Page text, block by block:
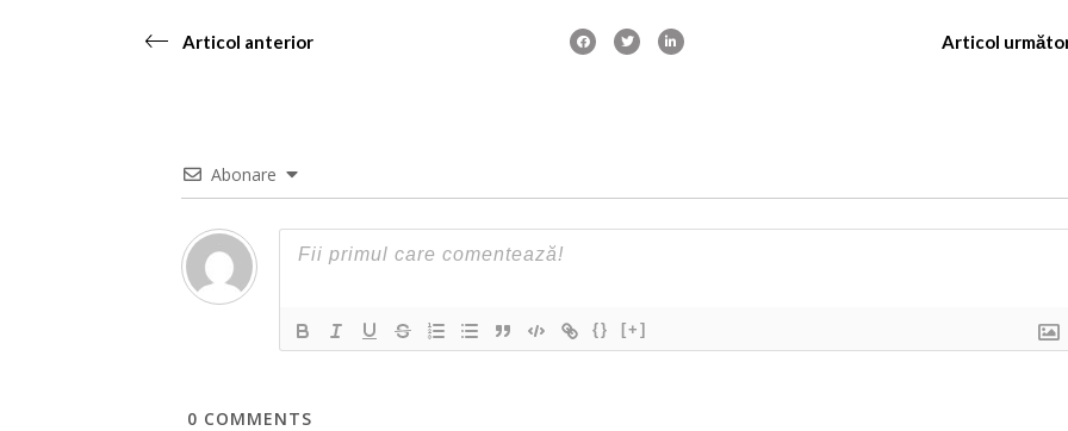
Articol anterior Articol
Abonare
{} [+]
0 COMMENTS